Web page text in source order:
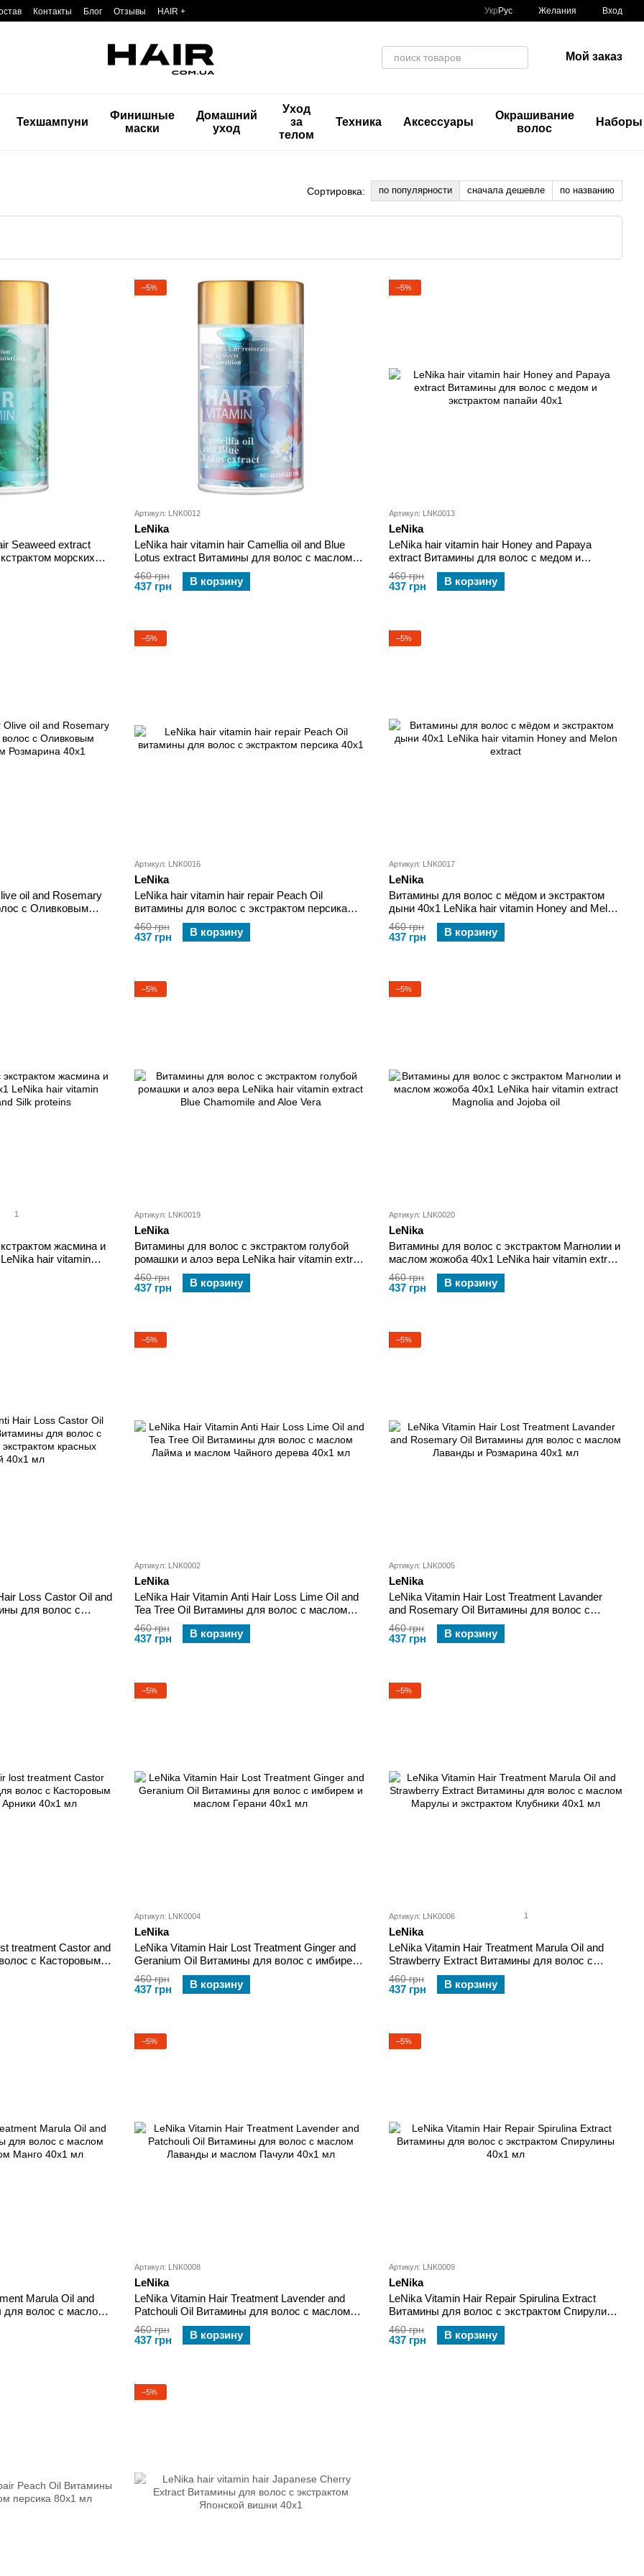
Контакты Блог Отзывы HAIR + Укр Рус Желания Вход
Мой заказ
Техшампуни
Финишные
маски
Домашний
уход
Уход
за
телом
Техника Аксессуары
Окрашивание
волос
Наборы
Сортировка: по популярности сначала дешевле по названию
Seaweed extract
морских
−5%
Артикул: LNK0012
LeNika
LeNika hair vitamin hair Camellia oil and Blue
Lotus extract Витамины для волос с маслом
камелии и экстрактом голубого лотоса
460 грн
437 грн В корзину
−5%
Артикул: LNK0013
LeNika
LeNika hair vitamin hair Honey and Papaya
extract Витамины для волос с медом и
экстрактом папайи 40х1
460 грн
437 грн В корзину
oil and Rosemary
с Оливковым
40x1
−5%
Артикул: LNK0016
LeNika
LeNika hair vitamin hair repair Peach Oil
витамины для волос с экстрактом персика
40х1
460 грн
437 грн В корзину
−5%
Артикул: LNK0017
LeNika
Витамины для волос с мёдом и экстрактом
дыни 40x1 LeNika hair vitamin Honey and Melon
extract
460 грн
437 грн В корзину
1
жасмина и
hair vitamin
−5%
Артикул: LNK0019
LeNika
Витамины для волос с экстрактом голубой
ромашки и алоэ вера LeNika hair vitamin extract
Blue Chamomile and Aloe Vera
460 грн
437 грн В корзину
−5%
Артикул: LNK0020
LeNika
Витамины для волос с экстрактом Магнолии и
маслом жожоба 40x1 LeNika hair vitamin extract
Magnolia and Jojoba oil
460 грн
437 грн В корзину
Loss Castor Oil and
для волос с
красных
−5%
Артикул: LNK0002
LeNika
LeNika Hair Vitamin Anti Hair Loss Lime Oil and
Tea Tree Oil Витамины для волос с маслом
Лайма и маслом Чайного дерева 40х1 мл
460 грн
437 грн В корзину
−5%
Артикул: LNK0005
LeNika
LeNika Vitamin Hair Lost Treatment Lavander
and Rosemary Oil Витамины для волос с
маслом Лаванды и Розмарина 40х1 мл
460 грн
437 грн В корзину
treatment Castor and
с Касторовым
40х1 мл
−5%
Артикул: LNK0004
LeNika
LeNika Vitamin Hair Lost Treatment Ginger and
Geranium Oil Витамины для волос с имбирем
и маслом Герани 40x1 мл
460 грн
437 грн В корзину
−5%
Артикул: LNK0006 1
LeNika
LeNika Vitamin Hair Treatment Marula Oil and
Strawberry Extract Витамины для волос с
маслом Марулы и экстрактом Клубники 40х1
мл
460 грн
437 грн В корзину
Marula Oil and
для волос с маслом
40х1 мл
−5%
Артикул: LNK0008
LeNika
LeNika Vitamin Hair Treatment Lavender and
Patchouli Oil Витамины для волос с маслом
Лаванды и маслом Пачули 40х1 мл
460 грн
437 грн В корзину
−5%
Артикул: LNK0009
LeNika
LeNika Vitamin Hair Repair Spirulina Extract
Витамины для волос с экстрактом Спирулины
40х1 мл
460 грн
437 грн В корзину
−5%